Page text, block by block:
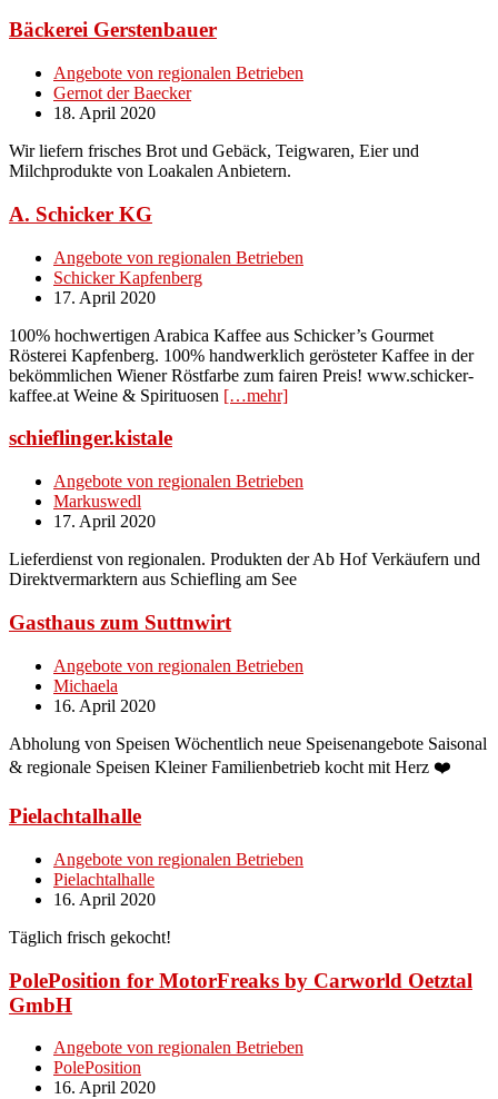
Bäckerei Gerstenbauer
Angebote von regionalen Betrieben
Gernot der Baecker
18. April 2020
Wir liefern frisches Brot und Gebäck, Teigwaren, Eier und
Milchprodukte von Loakalen Anbietern.
A. Schicker KG
Angebote von regionalen Betrieben
Schicker Kapfenberg
17. April 2020
100% hochwertigen Arabica Kaffee aus Schicker’s Gourmet
Rösterei Kapfenberg. 100% handwerklich gerösteter Kaffee in der
bekömmlichen Wiener Röstfarbe zum fairen Preis! www.schicker-
kaffee.at Weine & Spirituosen […mehr]
schieflinger.kistale
Angebote von regionalen Betrieben
Markuswedl
17. April 2020
Lieferdienst von regionalen. Produkten der Ab Hof Verkäufern und
Direktvermarktern aus Schiefling am See
Gasthaus zum Suttnwirt
Angebote von regionalen Betrieben
Michaela
16. April 2020
Abholung von Speisen Wöchentlich neue Speisenangebote Saisonal
& regionale Speisen Kleiner Familienbetrieb kocht mit Herz ❤️
Pielachtalhalle
Angebote von regionalen Betrieben
Pielachtalhalle
16. April 2020
Täglich frisch gekocht!
PolePosition for MotorFreaks by Carworld Oetztal
GmbH
Angebote von regionalen Betrieben
PolePosition
16. April 2020